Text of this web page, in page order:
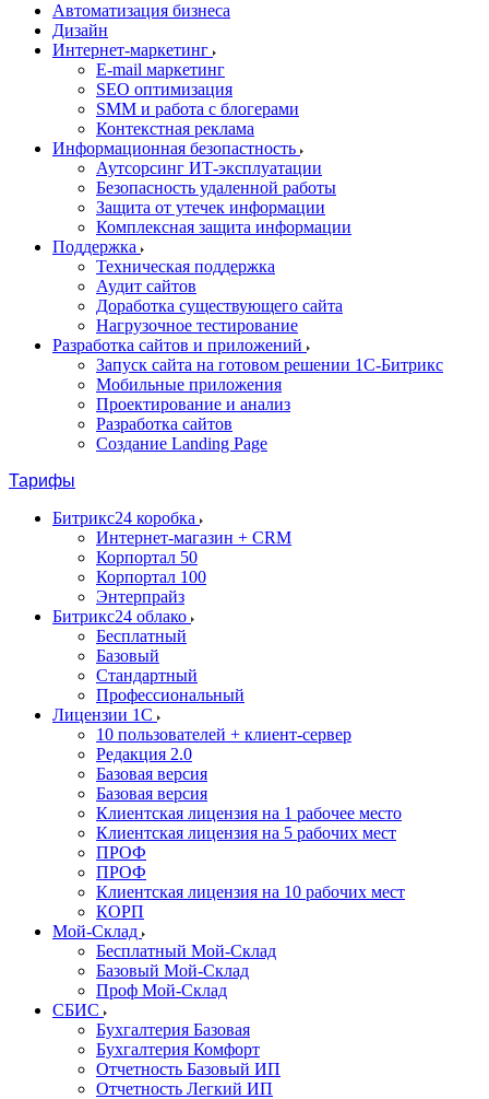
Автоматизация бизнеса
Дизайн
Интернет-маркетинг
E-mail маркетинг
SEO оптимизация
SMM и работа с блогерами
Контекстная реклама
Информационная безопастность
Аутсорсинг ИТ-эксплуатации
Безопасность удаленной работы
Защита от утечек информации
Комплексная защита информации
Поддержка
Техническая поддержка
Аудит сайтов
Доработка существующего сайта
Нагрузочное тестирование
Разработка сайтов и приложений
Запуск сайта на готовом решении 1С-Битрикс
Мобильные приложения
Проектирование и анализ
Разработка сайтов
Создание Landing Page
Тарифы
Битрикс24 коробка
Интернет-магазин + CRM
Корпортал 50
Корпортал 100
Энтерпрайз
Битрикс24 облако
Бесплатный
Базовый
Стандартный
Профессиональный
Лицензии 1С
10 пользователей + клиент-сервер
Редакция 2.0
Базовая версия
Базовая версия
Клиентская лицензия на 1 рабочее место
Клиентская лицензия на 5 рабочих мест
ПРОФ
ПРОФ
Клиентская лицензия на 10 рабочих мест
КОРП
Мой-Склад
Бесплатный Мой-Склад
Базовый Мой-Склад
Проф Мой-Склад
СБИС
Бухгалтерия Базовая
Бухгалтерия Комфорт
Отчетность Базовый ИП
Отчетность Легкий ИП